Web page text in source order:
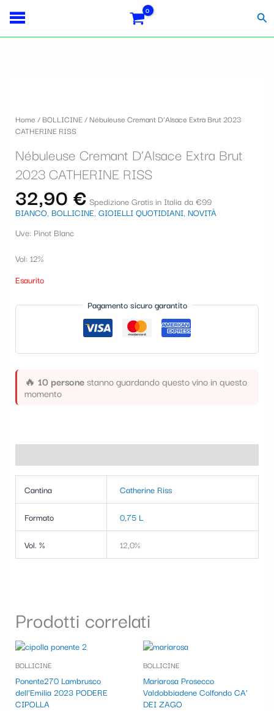
contenuto
Home / BOLLICINE/ Nébuleuse Cremant D’Alsace Extra Brut 2023
CATHERINE RISS
Nébuleuse Cremant D’Alsace Extra Brut
2023 CATHERINE RISS
32,90 € Spedizione Gratis in Italia da €99
BIANCO, BOLLICINE, GIOIELLI QUOTIDIANI, NOVITÀ
Uve: Pinot Blanc
Vol: 12%
Esaurito
Pagamento sicuro garantito
🔥 10 personestanno guardando questo vino in questo
momento
Cantina Catherine Riss
Formato 0,75 L
Vol. % 12,0%
Prodotti correlati
BOLLICINE
Ponente270 Lambrusco
dell’Emilia 2023 PODERE
CIPOLLA
BOLLICINE
Mariarosa Prosecco
Valdobbiadene Colfondo CA’
DEI ZAGO
S
o
n
a
t
e
a